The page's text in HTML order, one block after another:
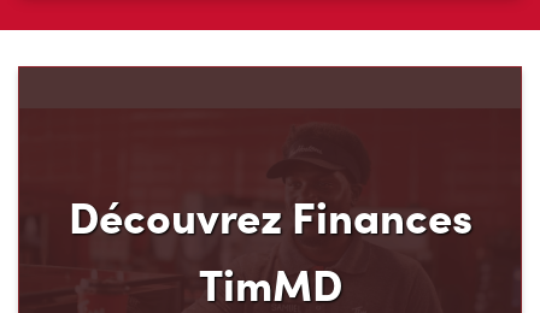
Découvrez Finances
TimMD